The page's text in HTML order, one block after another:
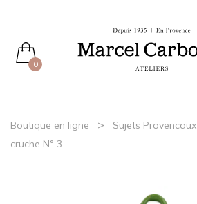
0
Boutique en ligne > Sujets Provencaux
cruche N° 3